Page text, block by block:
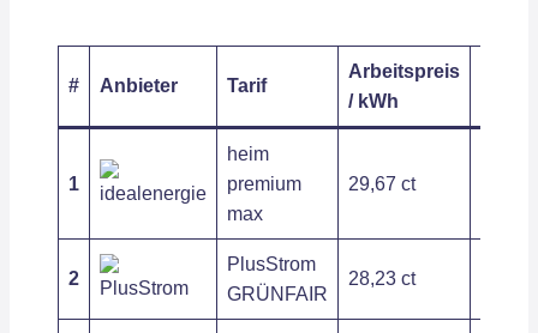
# Anbieter Tarif
Arbeitspreis
/ kWh
1
heim
premium
max
29,67 ct
2
PlusStrom
GRÜNFAIR
28,23 ct